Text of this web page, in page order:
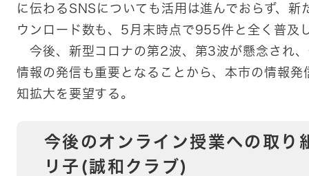
に伝わるSNSについても活用は進んでおらず、
ウンロード数も、5月末時点で955件と全く普及
今後、新型コロナの第2波、第3波が懸念され
情報の発信も重要となることから、本市の情報
知拡大を要望する。
今後のオンライン授業への取
リ子(誠和クラブ)